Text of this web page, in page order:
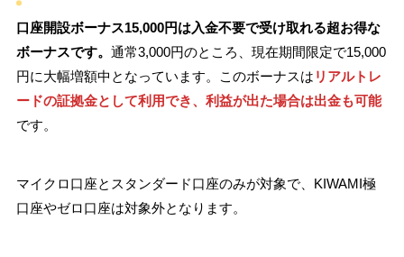
口座開設ボーナス15,000円は入金不要で受け取れる超お得な
ボーナスです。 通常3,000円のところ、現在期間限定で15,000
円に大幅増額中となっています。このボーナスは リアルトレ
ードの証拠金として利用でき、利益が出た場合は出金も可能
です。
マイクロ口座とスタンダード口座のみが対象で、KIWAMI極
口座やゼロ口座は対象外となります。